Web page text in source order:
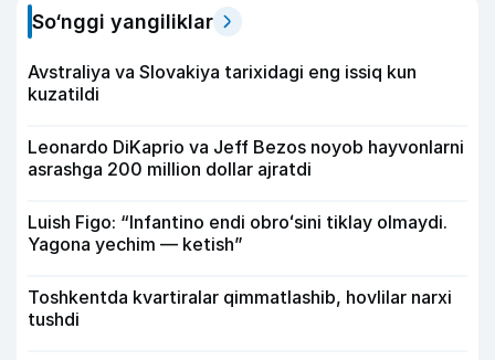
So‘nggi yangiliklar
Avstraliya va Slovakiya tarixidagi eng issiq kun
kuzatildi
Leonardo DiKaprio va Jeff Bezos noyob hayvonlarni
asrashga 200 million dollar ajratdi
Luish Figo: “Infantino endi obroʻsini tiklay olmaydi.
Yagona yechim — ketish”
Toshkentda kvartiralar qimmatlashib, hovlilar narxi
tushdi